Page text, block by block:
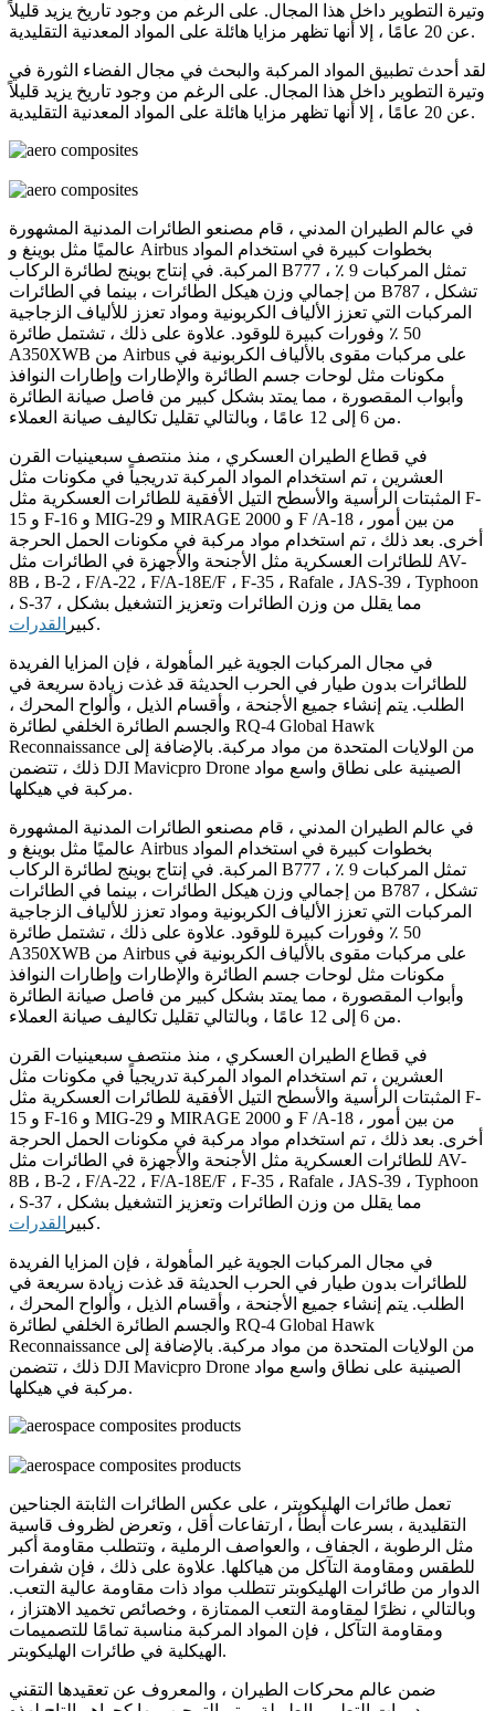
وتيرة التطوير داخل هذا المجال. على الرغم من وجود تاريخ يزيد قليلاً
عن 20 عامًا ، إلا أنها تظهر مزايا هائلة على المواد المعدنية التقليدية.
لقد أحدث تطبيق المواد المركبة والبحث في مجال الفضاء الثورة في
وتيرة التطوير داخل هذا المجال. على الرغم من وجود تاريخ يزيد قليلاً
عن 20 عامًا ، إلا أنها تظهر مزايا هائلة على المواد المعدنية التقليدية.
في عالم الطيران المدني ، قام مصنعو الطائرات المدنية المشهورة
عالميًا مثل بوينغ و Airbus بخطوات كبيرة في استخدام المواد
المركبة. في إنتاج بوينج لطائرة الركاب B777 ، تمثل المركبات 9 ٪
من إجمالي وزن هيكل الطائرات ، بينما في الطائرات B787 ، تشكل
المركبات التي تعزز الألياف الكربونية ومواد تعزز للألياف الزجاجية
50 ٪ وفورات كبيرة للوقود. علاوة على ذلك ، تشتمل طائرة
A350XWB من Airbus على مركبات مقوى بالألياف الكربونية في
مكونات مثل لوحات جسم الطائرة والإطارات وإطارات النوافذ
وأبواب المقصورة ، مما يمتد بشكل كبير من فاصل صيانة الطائرة
من 6 إلى 12 عامًا ، وبالتالي تقليل تكاليف صيانة العملاء.
في قطاع الطيران العسكري ، منذ منتصف سبعينيات القرن
العشرين ، تم استخدام المواد المركبة تدريجياً في مكونات مثل
المثبتات الرأسية والأسطح التيل الأفقية للطائرات العسكرية مثل F-
15 و F-16 و MIG-29 و MIRAGE 2000 و F /A-18 ، من بين أمور
أخرى. بعد ذلك ، تم استخدام مواد مركبة في مكونات الحمل الحرجة
للطائرات العسكرية مثل الأجنحة والأجهزة في الطائرات مثل AV-
8B ، B-2 ، F/A-22 ، F/A-18E/F ، F-35 ، Rafale ، JAS-39 ، Typhoon
، S-37 ، مما يقلل من وزن الطائرات وتعزيز التشغيل بشكل
كبير القدرات .
في مجال المركبات الجوية غير المأهولة ، فإن المزايا الفريدة
للطائرات بدون طيار في الحرب الحديثة قد غذت زيادة سريعة في
الطلب. يتم إنشاء جميع الأجنحة ، وأقسام الذيل ، وألواح المحرك ،
والجسم الطائرة الخلفي لطائرة RQ-4 Global Hawk
Reconnaissance من الولايات المتحدة من مواد مركبة. بالإضافة إلى
ذلك ، تتضمن DJI Mavicpro Drone الصينية على نطاق واسع مواد
مركبة في هيكلها.
في عالم الطيران المدني ، قام مصنعو الطائرات المدنية المشهورة
عالميًا مثل بوينغ و Airbus بخطوات كبيرة في استخدام المواد
المركبة. في إنتاج بوينج لطائرة الركاب B777 ، تمثل المركبات 9 ٪
من إجمالي وزن هيكل الطائرات ، بينما في الطائرات B787 ، تشكل
المركبات التي تعزز الألياف الكربونية ومواد تعزز للألياف الزجاجية
50 ٪ وفورات كبيرة للوقود. علاوة على ذلك ، تشتمل طائرة
A350XWB من Airbus على مركبات مقوى بالألياف الكربونية في
مكونات مثل لوحات جسم الطائرة والإطارات وإطارات النوافذ
وأبواب المقصورة ، مما يمتد بشكل كبير من فاصل صيانة الطائرة
من 6 إلى 12 عامًا ، وبالتالي تقليل تكاليف صيانة العملاء.
في قطاع الطيران العسكري ، منذ منتصف سبعينيات القرن
العشرين ، تم استخدام المواد المركبة تدريجياً في مكونات مثل
المثبتات الرأسية والأسطح التيل الأفقية للطائرات العسكرية مثل F-
15 و F-16 و MIG-29 و MIRAGE 2000 و F /A-18 ، من بين أمور
أخرى. بعد ذلك ، تم استخدام مواد مركبة في مكونات الحمل الحرجة
للطائرات العسكرية مثل الأجنحة والأجهزة في الطائرات مثل AV-
8B ، B-2 ، F/A-22 ، F/A-18E/F ، F-35 ، Rafale ، JAS-39 ، Typhoon
، S-37 ، مما يقلل من وزن الطائرات وتعزيز التشغيل بشكل
كبير القدرات .
في مجال المركبات الجوية غير المأهولة ، فإن المزايا الفريدة
للطائرات بدون طيار في الحرب الحديثة قد غذت زيادة سريعة في
الطلب. يتم إنشاء جميع الأجنحة ، وأقسام الذيل ، وألواح المحرك ،
والجسم الطائرة الخلفي لطائرة RQ-4 Global Hawk
Reconnaissance من الولايات المتحدة من مواد مركبة. بالإضافة إلى
ذلك ، تتضمن DJI Mavicpro Drone الصينية على نطاق واسع مواد
مركبة في هيكلها.
تعمل طائرات الهليكوبتر ، على عكس الطائرات الثابتة الجناحين
التقليدية ، بسرعات أبطأ ، ارتفاعات أقل ، وتعرض لظروف قاسية
مثل الرطوبة ، الجفاف ، والعواصف الرملية ، وتتطلب مقاومة أكبر
للطقس ومقاومة التآكل من هياكلها. علاوة على ذلك ، فإن شفرات
الدوار من طائرات الهليكوبتر تتطلب مواد ذات مقاومة عالية التعب.
وبالتالي ، نظرًا لمقاومة التعب الممتازة ، وخصائص تخميد الاهتزاز ،
ومقاومة التآكل ، فإن المواد المركبة مناسبة تمامًا للتصميمات
الهيكلية في طائرات الهليكوبتر.
ضمن عالم محركات الطيران ، والمعروف عن تعقيدها التقني